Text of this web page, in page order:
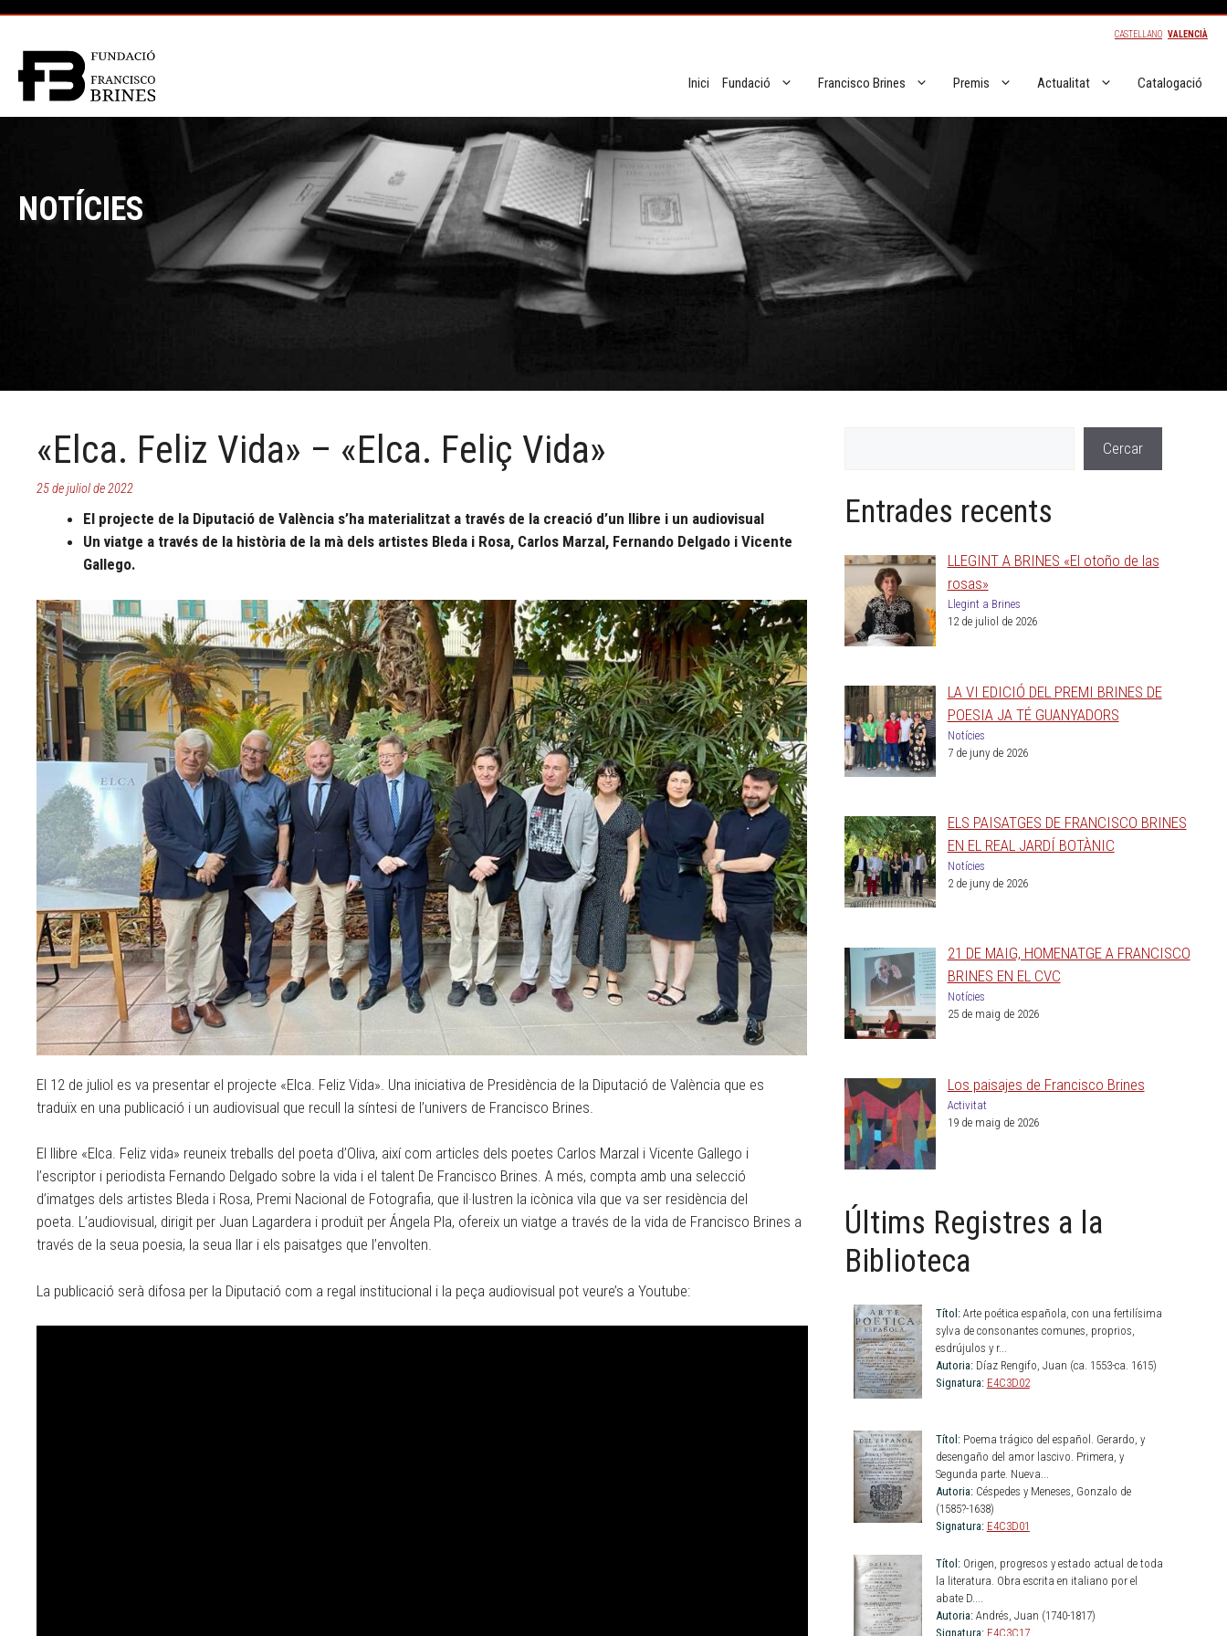
CASTELLANO VALENCIÀ
Inici Fundació Francisco Brines Premis Actualitat Catalogació
NOTÍCIES
«Elca. Feliz Vida» – «Elca. Feliç Vida»
25 de juliol de 2022
El projecte de la Diputació de València s’ha materialitzat a través de la creació d’un llibre i un audiovisual
Un viatge a través de la història de la mà dels artistes Bleda i Rosa, Carlos Marzal, Fernando Delgado i Vicente
Gallego.
El 12 de juliol es va presentar el projecte «Elca. Feliz Vida». Una iniciativa de Presidència de la Diputació de València que es
traduïx en una publicació i un audiovisual que recull la síntesi de l’univers de Francisco Brines.
El llibre «Elca. Feliz vida» reuneix treballs del poeta d’Oliva, així com articles dels poetes Carlos Marzal i Vicente Gallego i
l’escriptor i periodista Fernando Delgado sobre la vida i el talent De Francisco Brines. A més, compta amb una selecció
d’imatges dels artistes Bleda i Rosa, Premi Nacional de Fotografia, que il·lustren la icònica vila que va ser residència del
poeta. L’audiovisual, dirigit per Juan Lagardera i produït per Ángela Pla, ofereix un viatge a través de la vida de Francisco Brines a
través de la seua poesia, la seua llar i els paisatges que l’envolten.
La publicació serà difosa per la Diputació com a regal institucional i la peça audiovisual pot veure’s a Youtube:
Cercar
Entrades recents
LLEGINT A BRINES «El otoño de las
rosas»
Llegint a Brines
12 de juliol de 2026
LA VI EDICIÓ DEL PREMI BRINES DE
POESIA JA TÉ GUANYADORS
Notícies
7 de juny de 2026
ELS PAISATGES DE FRANCISCO BRINES
EN EL REAL JARDÍ BOTÀNIC
Notícies
2 de juny de 2026
21 DE MAIG, HOMENATGE A FRANCISCO
BRINES EN EL CVC
Notícies
25 de maig de 2026
Los paisajes de Francisco Brines
Activitat
19 de maig de 2026
Últims Registres a la
Biblioteca
Títol:Arte poética española, con una fertilísima
sylva de consonantes comunes, proprios,
esdrújulos y r...
Autoria:Díaz Rengifo, Juan (ca. 1553-ca. 1615)
Signatura: E4C3D02
Títol:Poema trágico del español. Gerardo, y
desengaño del amor lascivo. Primera, y
Segunda parte. Nueva...
Autoria:Céspedes y Meneses, Gonzalo de
(1585?-1638)
Signatura: E4C3D01
Títol:Origen, progresos y estado actual de toda
la literatura. Obra escrita en italiano por el
abate D....
Autoria:Andrés, Juan (1740-1817)
Signatura: E4C3C17